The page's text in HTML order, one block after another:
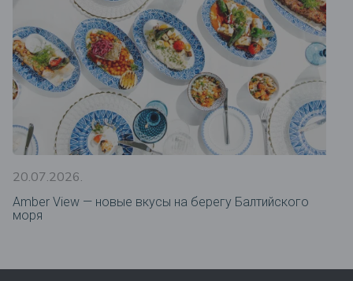
20.07.2026.
Amber View — новые вкусы на берегу Балтийского
моря